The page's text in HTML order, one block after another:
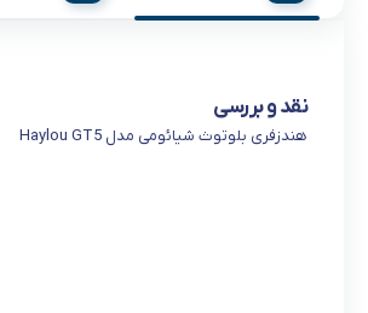
نقد و بررسی
هندزفری بلوتوث شیائومی مدل Haylou GT5